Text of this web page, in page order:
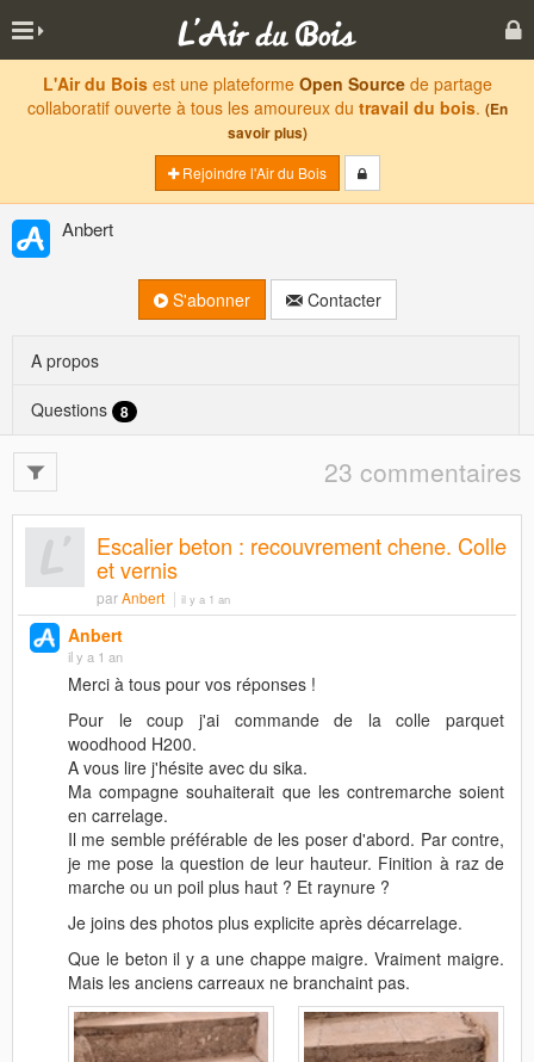
L'Air du Boisest une plateforme Open Sourcede partage
collaboratif ouverte à tous les amoureux du travail du bois. (En
savoir plus)
Rejoindre l'Air du Bois
Anbert
S'abonner Contacter
A propos
Questions 8
23 commentaires
Escalier beton : recouvrement chene. Colle
et vernis
parAnbert il y a 1 an
Anbert
il y a 1 an
Merci à tous pour vos réponses !
Pour le coup j'ai commande de la colle parquet
woodhood H200.
A vous lire j'hésite avec du sika.
Ma compagne souhaiterait que les contremarche soient
en carrelage.
Il me semble préférable de les poser d'abord. Par contre,
je me pose la question de leur hauteur. Finition à raz de
marche ou un poil plus haut ? Et raynure ?
Je joins des photos plus explicite après décarrelage.
Que le beton il y a une chappe maigre. Vraiment maigre.
Mais les anciens carreaux ne branchaint pas.